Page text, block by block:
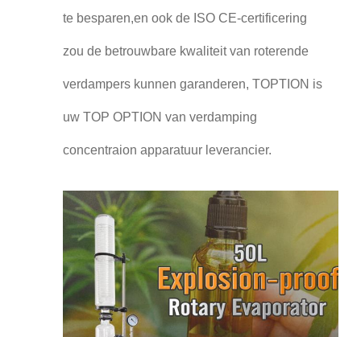
te besparen,en ook de ISO CE-certificering
zou de betrouwbare kwaliteit van roterende
verdampers kunnen garanderen, TOPTION is
uw TOP OPTION van verdamping
concentraion apparatuur leverancier.